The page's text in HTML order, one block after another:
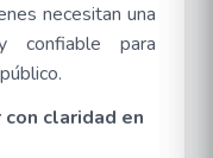
necesitan una
confiable para
con claridad en